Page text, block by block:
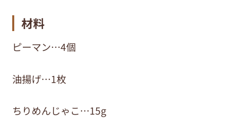
材料
ピーマン…4個
油揚げ…1枚
ちりめんじゃこ…15g